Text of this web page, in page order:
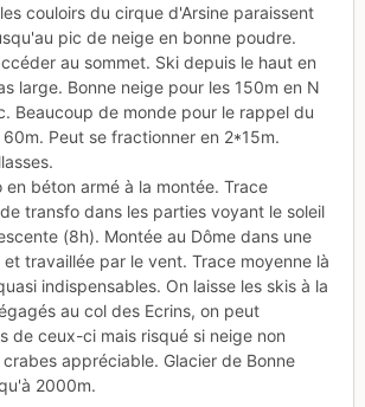
couloirs du cirque d'Arsine paraissent
pic de neige en bonne poudre.
au sommet. Ski depuis le haut en
large. Bonne neige pour les 150m en N
Beaucoup de monde pour le rappel du
Peut se fractionner en 2*15m.
en béton armé à la montée. Trace
transfo dans les parties voyant le soleil
(8h). Montée au Dôme dans une
travaillée par le vent. Trace moyenne là
indispensables. On laisse les skis à la
au col des Ecrins, on peut
de ceux-ci mais risqué si neige non
appréciable. Glacier de Bonne
2000m.